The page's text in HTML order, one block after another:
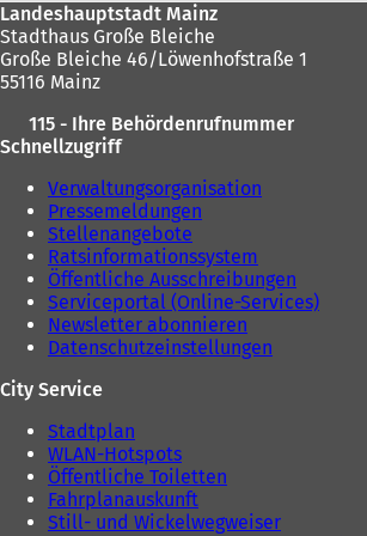
Landeshauptstadt Mainz
Stadthaus Große Bleiche
Große Bleiche 46/Löwenhofstraße 1
55116 Mainz
115 - Ihre Behördenrufnummer
Schnellzugriff
Verwaltungsorganisation
Pressemeldungen
Stellenangebote
Ratsinformationssystem
Öffentliche Ausschreibungen
Serviceportal (Online-Services)
Newsletter abonnieren
Datenschutzeinstellungen
City Service
Stadtplan
WLAN-Hotspots
Öffentliche Toiletten
Fahrplanauskunft
Still- und Wickelwegweiser